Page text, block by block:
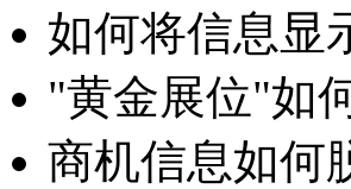
如何将信息显
"黄金展位"如
商机信息如何